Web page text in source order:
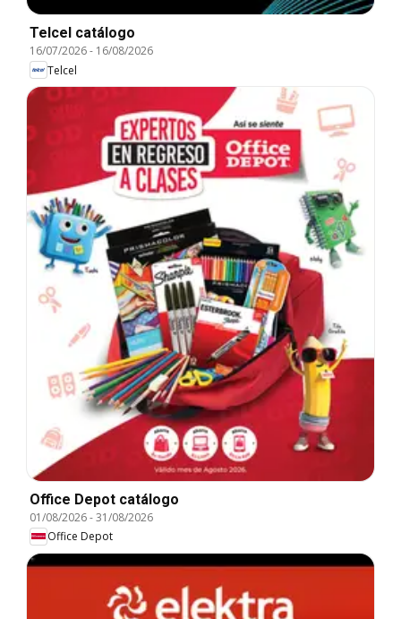
Telcel catálogo
16/07/2026- 16/08/2026
Telcel
Office Depot catálogo
01/08/2026-31/08/2026
Office Depot